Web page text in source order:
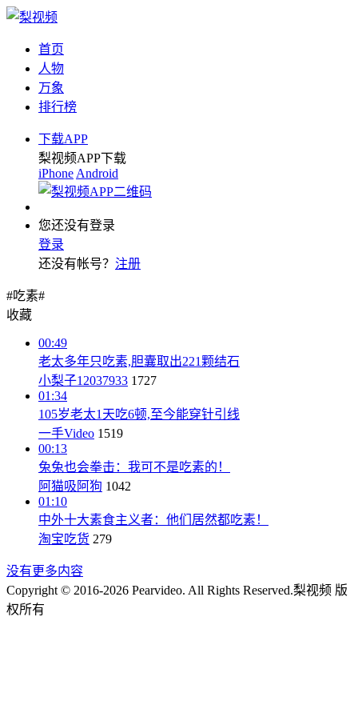
首页
人物
万象
排行榜
下载APP
梨视频APP下载
iPhone Android
您还没有登录
登录
还没有帐号？ 注册
#吃素#
收藏
00:49
老太多年只吃素,胆囊取出221颗结石
小梨子12037933 1727
01:34
105岁老太1天吃6顿,至今能穿针引线
一手Video 1519
00:13
兔兔也会拳击：我可不是吃素的！
阿猫吸阿狗 1042
01:10
中外十大素食主义者：他们居然都吃素！
淘宝吃货 279
没有更多内容
Copyright © 2016-2026 Pearvideo. All Rights Reserved.梨视频 版
权所有